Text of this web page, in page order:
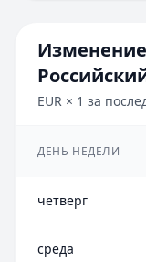
EUR × 1 за
ДЕНЬ НЕДЕЛИ
четверг
среда